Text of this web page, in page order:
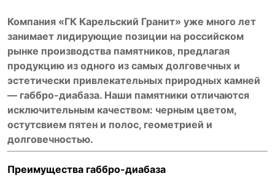
Компания «ГК Карельский Гранит» уже много лет
занимает лидирующие позиции на российском
рынке производства памятников, предлагая
продукцию из одного из самых долговечных и
эстетически привлекательных природных камней
— габбро-диабаза. Наши памятники отличаются
исключительным качеством: черным цветом,
остутсвием пятен и полос, геометрией и
долговечностью.
Преимущества габбро-диабаза